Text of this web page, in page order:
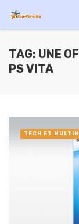
TAG: UNE
PS VITA
TECH ET